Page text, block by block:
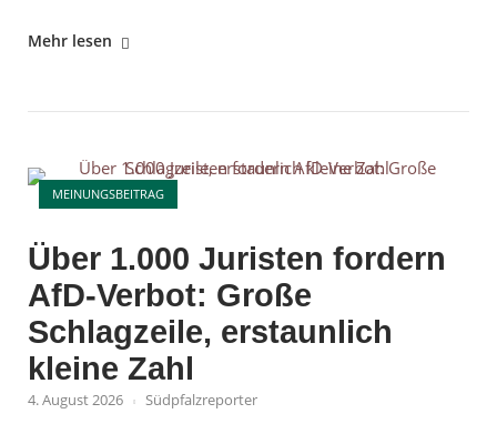
"Clara
Anschlag:
Der
Widerspruch
der
Linken"
Mehr lesen
MEINUNGSBEITRAG
Open post
Über 1.000 Juristen fordern
AfD-Verbot: Große
Schlagzeile, erstaunlich
kleine Zahl
4. August 2026 Südpfalzreporter